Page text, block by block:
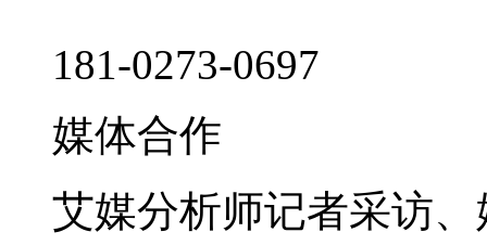
181-0273-0697
媒体合作
艾媒分析师记者采访